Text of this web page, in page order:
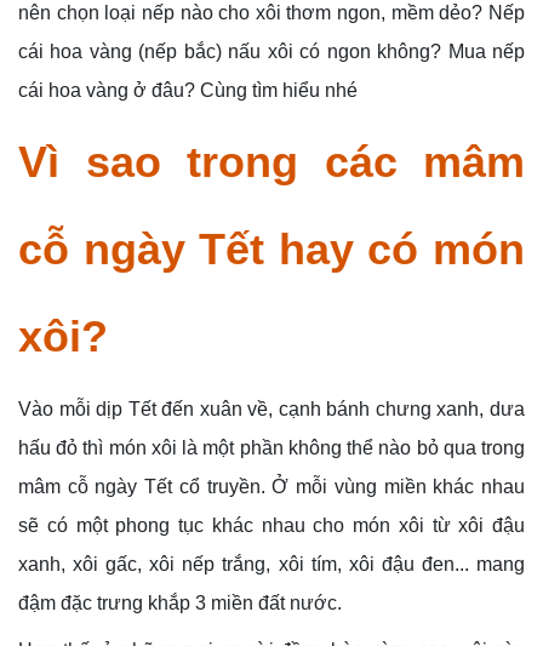
nên chọn loại nếp nào cho xôi thơm ngon, mềm dẻo? Nếp
cái hoa vàng (nếp bắc) nấu xôi có ngon không? Mua nếp
cái hoa vàng ở đâu? Cùng tìm hiểu nhé
Vì sao trong các mâm
cỗ ngày Tết hay có món
xôi?
Vào mỗi dịp Tết đến xuân về, cạnh bánh chưng xanh, dưa
hấu đỏ thì món xôi là một phần không thể nào bỏ qua trong
mâm cỗ ngày Tết cổ truyền. Ở mỗi vùng miền khác nhau
sẽ có một phong tục khác nhau cho món xôi từ xôi đậu
xanh, xôi gấc, xôi nếp trắng, xôi tím, xôi đậu đen... mang
đậm đặc trưng khắp 3 miền đất nước.